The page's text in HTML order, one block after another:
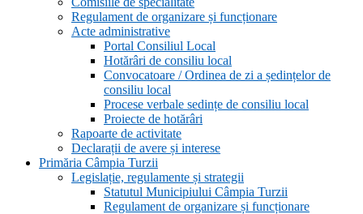
Regulament de organizare și funcționare
Acte administrative
Portal Consiliul Local
Hotărâri de consiliu local
Convocatoare / Ordinea de zi a ședințelor de
consiliu local
Procese verbale sedințe de consiliu local
Proiecte de hotărâri
Rapoarte de activitate
Declarații de avere și interese
Primăria Câmpia Turzii
Legislație, regulamente și strategii
Statutul Municipiului Câmpia Turzii
Regulament de organizare și funcționare